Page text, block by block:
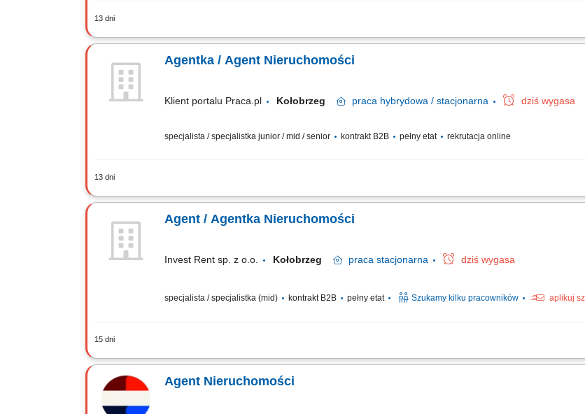
13 dni
Opis stanowiska Pozyskiwanie ofert sprzedaży i wynajmu nieruchomości oraz rozwijanie własnego portfela
Agentka / Agent Nieruchomości
Klient portalu Praca.pl Kołobrzeg praca hybrydowa / stacjonarna dziś wygasa
specjalista / specjalistka junior / mid / senior kontrakt B2B pełny etat rekrutacja online
13 dni
Obsługa transakcji nieruchomości na zasadzie wyłączności. Rozwijanie kompetencji w ramach
Agent / Agentka Nieruchomości
Invest Rent sp. z o.o. Kołobrzeg praca stacjonarna dziś wygasa
specjalista / specjalistka (mid) kontrakt B2B pełny etat Szukamy kilku pracowników aplikuj
15 dni
ZAKRES OBOWIĄZKÓW Aktywne pozyskiwanie nowych ofert nieruchomości na sprzedaż i wynajem na
Agent Nieruchomości